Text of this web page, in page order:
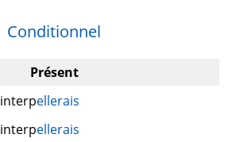
Conditionnel
Présent
interpellerais
interpellerais